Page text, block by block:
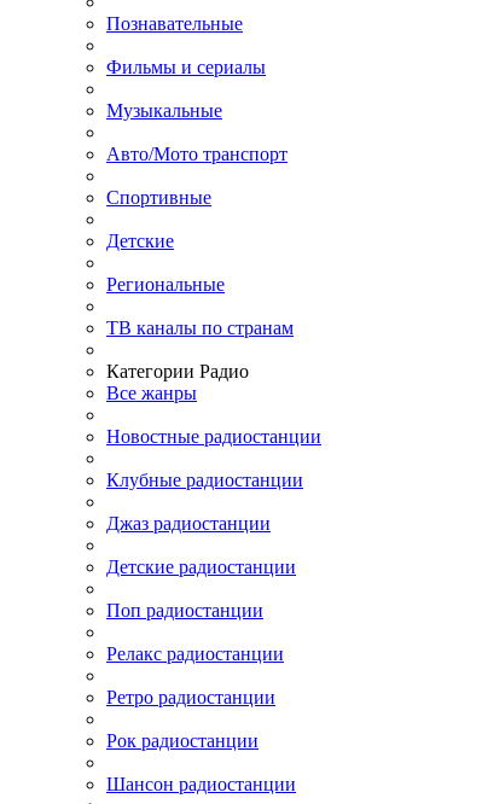
Познавательные
Фильмы и сериалы
Музыкальные
Авто/Мото транспорт
Спортивные
Детские
Региональные
ТВ каналы по странам
Категории Радио
Все жанры
Новостные радиостанции
Клубные радиостанции
Джаз радиостанции
Детские радиостанции
Поп радиостанции
Релакс радиостанции
Ретро радиостанции
Рок радиостанции
Шансон радиостанции